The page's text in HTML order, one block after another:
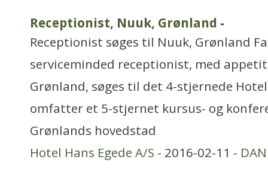
Receptionist, Nuuk, Grønland -
Receptionist søges til Nuuk, Grønland
serviceminded receptionist, med
Grønland, søges til det 4-stjernede
omfatter et 5-stjernet kursus- og
Grønlands hovedstad
Hotel Hans Egede A/S - 2016-02-11 -